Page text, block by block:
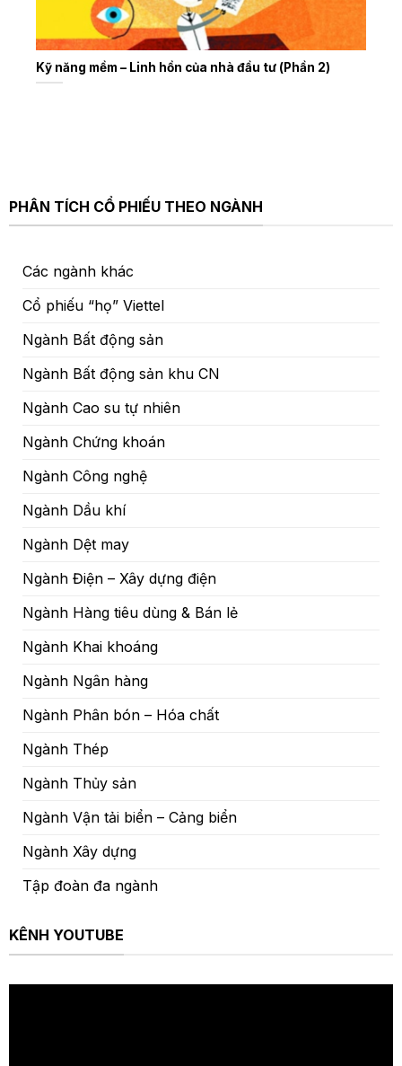
Kỹ năng mềm – Linh hồn của nhà đầu tư (Phần 2)
PHÂN TÍCH CỔ PHIẾU THEO NGÀNH
Các ngành khác
Cổ phiếu “họ” Viettel
Ngành Bất động sản
Ngành Bất động sản khu CN
Ngành Cao su tự nhiên
Ngành Chứng khoán
Ngành Công nghệ
Ngành Dầu khí
Ngành Dệt may
Ngành Điện – Xây dựng điện
Ngành Hàng tiêu dùng & Bán lẻ
Ngành Khai khoáng
Ngành Ngân hàng
Ngành Phân bón – Hóa chất
Ngành Thép
Ngành Thủy sản
Ngành Vận tải biển – Cảng biển
Ngành Xây dựng
Tập đoàn đa ngành
KÊNH YOUTUBE